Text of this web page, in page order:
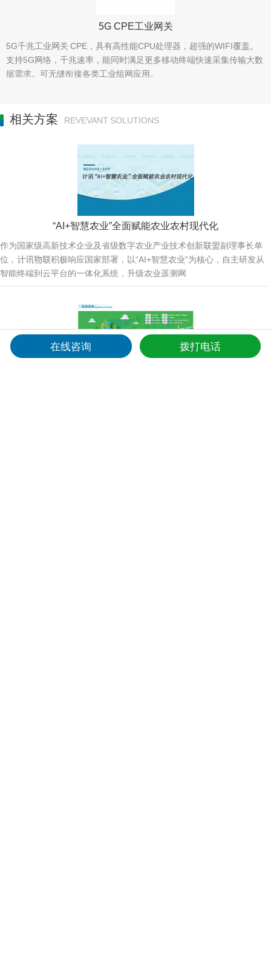
5G CPE工业网关
5G千兆工业网关 CPE，具有高性能CPU处理器，超强的WIFI覆盖。
支持5G网络，千兆速率，能同时满足更多移动终端快速采集传输大数
据需求。可无缝衔接各类工业组网应用。
相关方案 REVEVANT SOLUTIONS
“AI+智慧农业”全面赋能农业农村现代化
作为国家级高新技术企业及省级数字农业产业技术创新联盟副理事长单
位，计讯物联积极响应国家部署，以“AI+智慧农业”为核心，自主研发从
智能终端到云平台的一体化系统，升级农业遥测网
在线咨询 拨打电话